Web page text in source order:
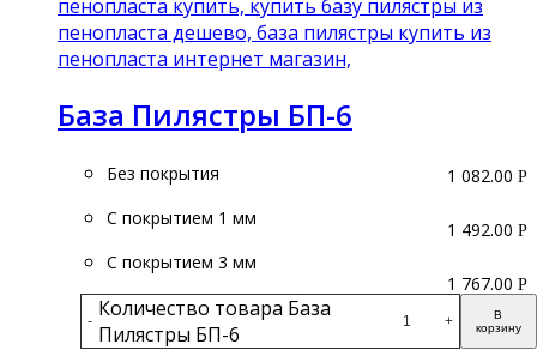
База Пилястры БП-6
Без покрытия
С покрытием 1 мм
С покрытием 3 мм
- Количество товара База
Пилястры БП-6
+
В
корзину
1 082.00 Р
1 492.00 Р
1 767.00 Р